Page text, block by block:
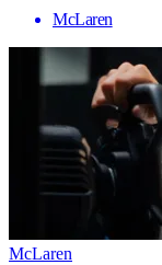
McLaren
McLaren